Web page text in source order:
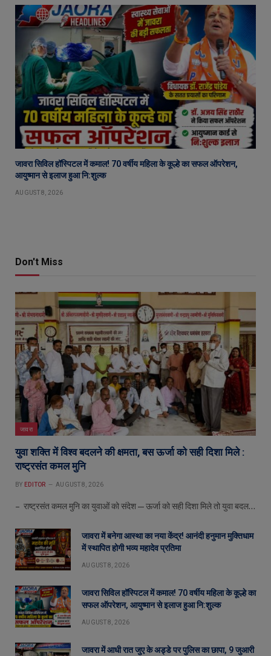
जावरा सिविल हॉस्पिटल में कमाल! 70 वर्षीय महिला के कूल्हे का सफल ऑपरेशन,
आयुष्मान से इलाज हुआ नि:शुल्क
AUGUST 8, 2026
Don't Miss
जावरा
युवा शक्ति में विश्व बदलने की क्षमता, बस ऊर्जा को सही दिशा मिले :
राष्ट्रसंत कमल मुनि
BY EDITOR AUGUST 8, 2026
– राष्ट्रसंत कमल मुनि का युवाओं को संदेश—ऊर्जा को सही दिशा मिले तो युवा बदल…
जावरा में बनेगा आस्था का नया केंद्र! आनंदी हनुमान मुक्तिधाम
में स्थापित होगी भव्य महादेव प्रतिमा
AUGUST 8, 2026
जावरा सिविल हॉस्पिटल में कमाल! 70 वर्षीय महिला के कूल्हे का
सफल ऑपरेशन, आयुष्मान से इलाज हुआ नि:शुल्क
AUGUST 8, 2026
जावरा में आधी रात जुए के अड्डे पर पुलिस का छापा, 9 जुआरी